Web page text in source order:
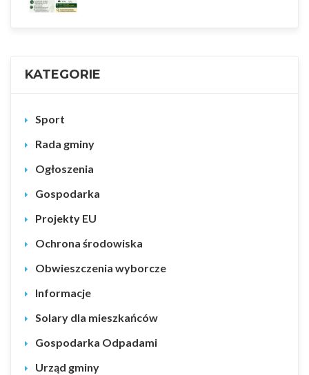
KATEGORIE
Sport
Rada gminy
Ogłoszenia
Gospodarka
Projekty EU
Ochrona środowiska
Obwieszczenia wyborcze
Informacje
Solary dla mieszkańców
Gospodarka Odpadami
Urząd gminy